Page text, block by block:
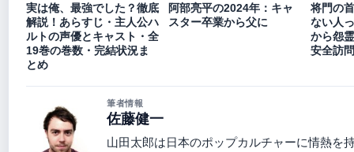
実は俺、最強でした？徹底
解説！あらすじ・主人公ハ
ルトの声優とキャスト・全
19巻の巻数・完結状況ま
とめ
阿部亮平の2024年：キャ
スター卒業から父に
将門の
ない人
から怨
安全訪
筆者情報
佐藤健一
山田太郎は日本のポップカルチャーに情熱を